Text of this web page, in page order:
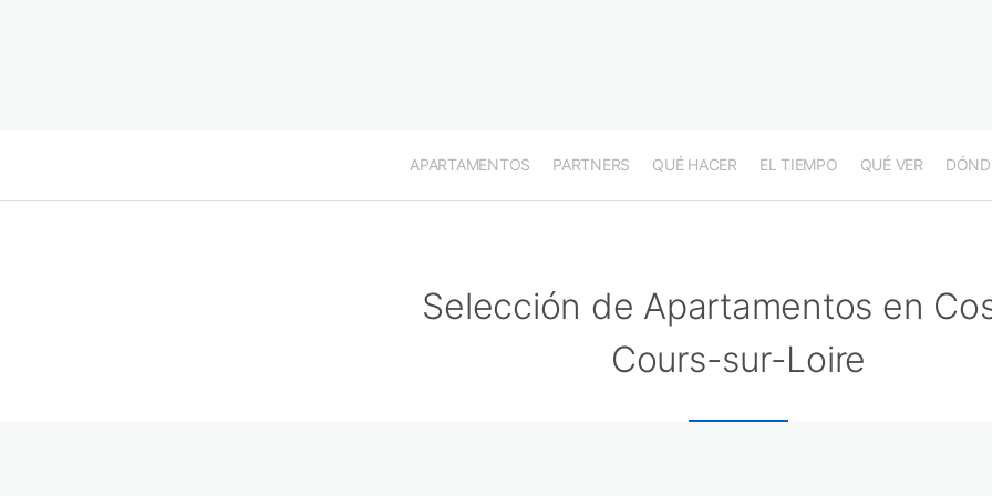
APARTAMENTOS PARTNERS QUÉ HACER EL TIEMPO QUÉ VER
Selección de Apartamentos en
Cours-sur-Loire